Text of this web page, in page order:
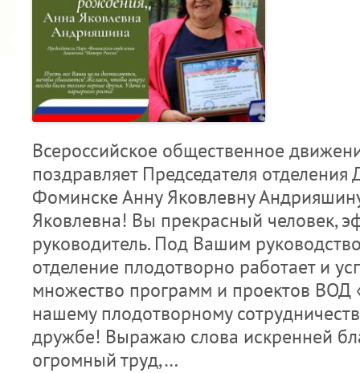
Всероссийское общественное
поздравляет Председателя
Фоминске Анну Яковлевну
Яковлевна! Вы прекрасный человек,
руководитель. Под Вашим
отделение плодотворно работает и
множество программ и проектов ВОД
нашему плодотворному
дружбе! Выражаю слова искренней
огромный труд,…